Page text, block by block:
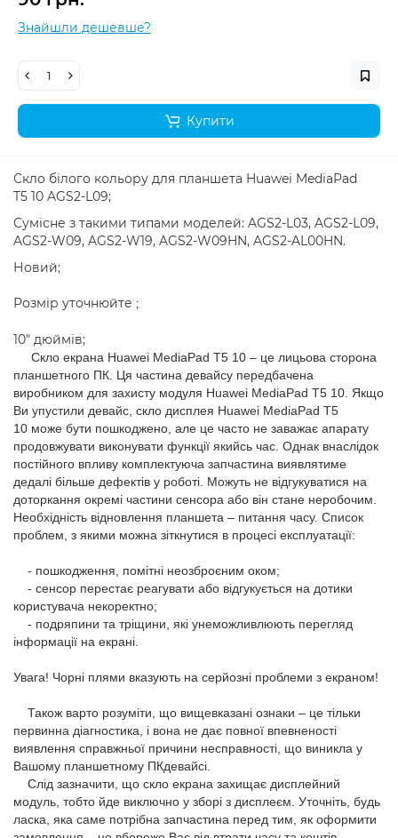
Знайшли дешевше?
Купити
Скло білого кольору для планшета Huawei MediaPad
T5 10 AGS2-L09;
Сумісне з такими типами моделей: AGS2-L03, AGS2-L09,
AGS2-W09, AGS2-W19, AGS2-W09HN, AGS2-AL00HN.
Новий;
Розмір уточнюйте ;
10" дюймів;
Скло екрана Huawei MediaPad T5 10 – це лицьова сторона
планшетного ПК. Ця частина девайсу передбачена
виробником для захисту модуля Huawei MediaPad T5 10 . Якщо
Ви упустили девайс, скло дисплея Huawei MediaPad T5
10 може бути пошкоджено, але це часто не заважає апарату
продовжувати виконувати функції якийсь час. Однак внаслідок
постійного впливу комплектуюча запчастина виявлятиме
дедалі більше дефектів у роботі. Можуть не відгукуватися на
доторкання окремі частини сенсора або він стане неробочим.
Необхідність відновлення планшета – питання часу. Список
проблем, з якими можна зіткнутися в процесі експлуатації:
- пошкодження, помітні неозброєним оком;
- сенсор перестає реагувати або відгукується на дотики
користувача некоректно;
- подряпини та тріщини, які унеможливлюють перегляд
інформації на екрані.
Увага! Чорні плями вказують на серйозні проблеми з екраном!
Також варто розуміти, що вищевказані ознаки – це тільки
первинна діагностика, і вона не дає повної впевненості
виявлення справжньої причини несправності, що виникла у
Вашому планшетному ПКдевайсі.
Слід зазначити, що скло екрана захищає дисплейний
модуль, тобто йде виключно у зборі з дисплеєм. Уточніть, будь
ласка, яка саме потрібна запчастина перед тим, як оформити